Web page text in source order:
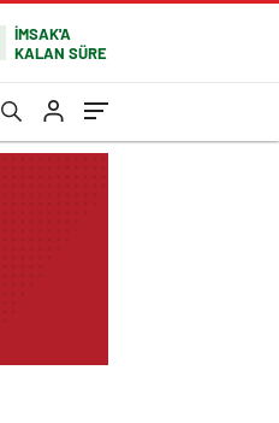
İMSAK'A
KALAN SÜRE